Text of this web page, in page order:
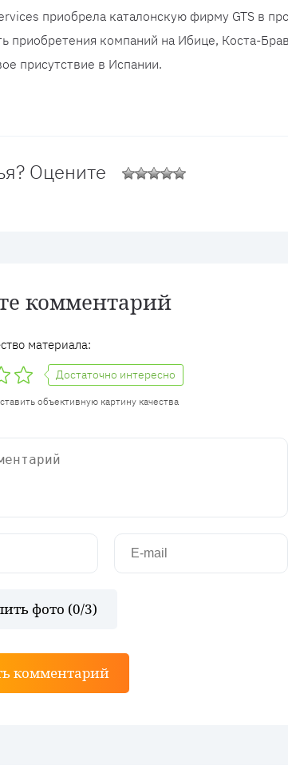
приобрела каталонскую фирму GTS в
приобретения компаний на Ибице, Коста-
присутствие в Испании.
Оцените
комментарий
материала:
Достаточно интересно
объективную картину качества
фото (0/3)
комментарий